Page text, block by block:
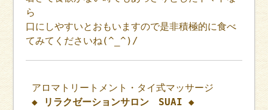
ら
口にしやすいとおもいますので是非積極的に食べ
てみてくださいね(^_^)/
アロマトリートメント・タイ式マッサージ
◆ リラクゼーションサロン SUAI ◆